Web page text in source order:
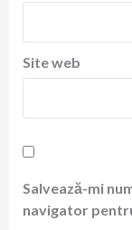
Site web
Salvează-mi
navigator